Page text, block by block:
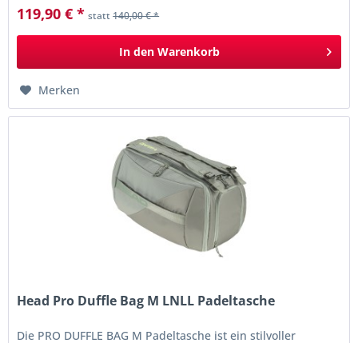
119,90 € * statt140,00 € *
In den Warenkorb
Merken
Head Pro Duffle Bag M LNLL Padeltasche
Die PRO DUFFLE BAG M Padeltasche ist ein stilvoller